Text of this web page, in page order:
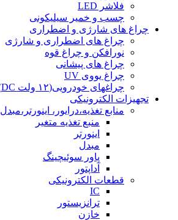
فلاشر LED
چسب و خمیر سیلیکونی
چراغ های شارژی و اضطراری
چراغ های اضطراری و شارژی
نورافکن و چراغ قوه
چراغ های پیشانی
چراغ یووی UV
چراغهای خودرویی(۱۲ ولت DC)
تجهیزات الکترونیکی
منابع تغذیه،درایور، اینورتر،مبدل
منبع تغذیه متغیر
اینورتر
مبدل
پاور سوئیچینگ
آداپتور
قطعات الکترونیکی
IC
ترانزیستور
خازن